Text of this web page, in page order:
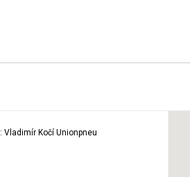
: Vladimír Kočí Unionpneu